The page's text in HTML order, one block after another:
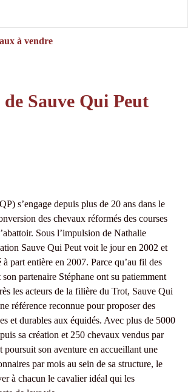
à vendre
Sauve Qui Peut
s’engage depuis plus de 20 ans dans le
des chevaux réformés des courses
Sous l’impulsion de Nathalie
Sauve Qui Peut voit le jour en 2002 et
part entière en 2007. Parce qu’au fil des
partenaire Stéphane ont su patiemment
les acteurs de la filière du Trot, Sauve Qui
référence reconnue pour proposer des
et durables aux équidés. Avec plus de 5000
sa création et 250 chevaux vendus par
poursuit son aventure en accueillant une
par mois au sein de sa structure, le
à chacun le cavalier idéal qui les